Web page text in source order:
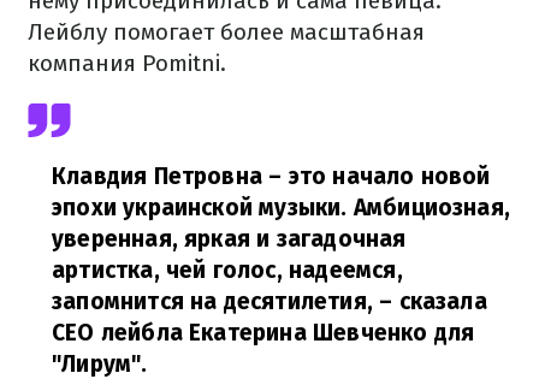
Лейблу помогает более масштабная
компания Pomitni.
Клавдия Петровна – это начало новой
эпохи украинской музыки. Амбициозная,
уверенная, яркая и загадочная
артистка, чей голос, надеемся,
запомнится на десятилетия, – сказала
СЕО лейбла Екатерина Шевченко для
"Лирум".